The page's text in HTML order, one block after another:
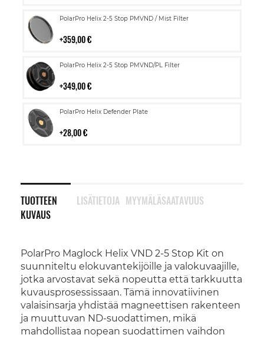
PolarPro Helix 2-5 Stop PMVND / Mist Filter
359,00 €
Lisää
PolarPro Helix 2-5 Stop PMVND/PL Filter
349,00 €
Lisää
PolarPro Helix Defender Plate
28,00 €
Lisää
TUOTTEEN
KUVAUS
PolarPro Maglock Helix VND 2-5 Stop Kit on
suunniteltu elokuvantekijöille ja valokuvaajille,
jotka arvostavat sekä nopeutta että tarkkuutta
kuvausprosessissaan. Tämä innovatiivinen
valaisinsarja yhdistää magneettisen rakenteen
ja muuttuvan ND-suodattimen, mikä
mahdollistaa nopean suodattimen vaihdon
LISÄTIETOJA MYYMÄLÄSAATAVUUS